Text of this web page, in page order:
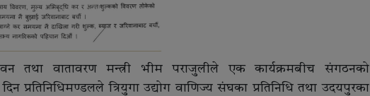
तथा वातावरण मन्त्री भीम पराजुलीले एक कार्यक्रमबीच संगठनको
प्रतिनिधिमण्डलले त्रियुगा उद्योग वाणिज्य संघका प्रतिनिधि तथा उदयपुरका